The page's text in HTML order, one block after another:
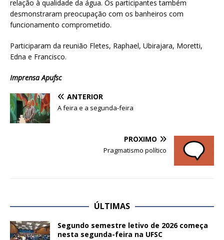
relação à qualidade da água. Os participantes também
desmonstraram preocupação com os banheiros com
funcionamento comprometido.
Participaram da reunião Fletes, Raphael, Ubirajara, Moretti,
Edna e Francisco.
Imprensa Apufsc
ANTERIOR
A feira e a segunda-feira
PRÓXIMO
Pragmatismo político
ÚLTIMAS
Segundo semestre letivo de 2026 começa
nesta segunda-feira na UFSC